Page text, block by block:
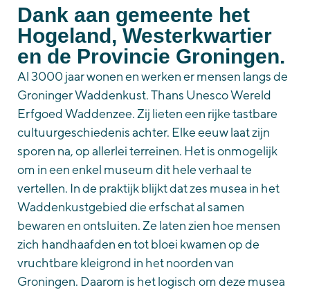
Dank aan gemeente het
Hogeland, Westerkwartier
en de Provincie Groningen.
Al 3000 jaar wonen en werken er mensen langs de
Groninger Waddenkust. Thans Unesco Wereld
Erfgoed Waddenzee. Zij lieten een rijke tastbare
cultuurgeschiedenis achter. Elke eeuw laat zijn
sporen na, op allerlei terreinen. Het is onmogelijk
om in een enkel museum dit hele verhaal te
vertellen. In de praktijk blijkt dat zes musea in het
Waddenkustgebied die erfschat al samen
bewaren en ontsluiten. Ze laten zien hoe mensen
zich handhaafden en tot bloei kwamen op de
vruchtbare kleigrond in het noorden van
Groningen. Daarom is het logisch om deze musea